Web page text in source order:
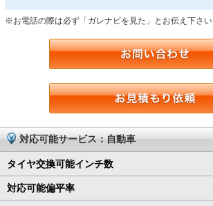
※お電話の際は必ず「ガレナビを見た」とお伝え下さい
対応可能サービス：自動車
タイヤ交換可能インチ数
対応可能偏平率